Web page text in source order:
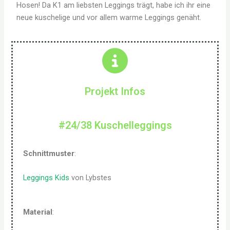
Hosen! Da K1 am liebsten Leggings trägt, habe ich ihr eine
neue kuschelige und vor allem warme Leggings genäht.
Projekt Infos
#24/38 Kuschelleggings
Schnittmuster:
Leggings Kids von Lybstes
Material: